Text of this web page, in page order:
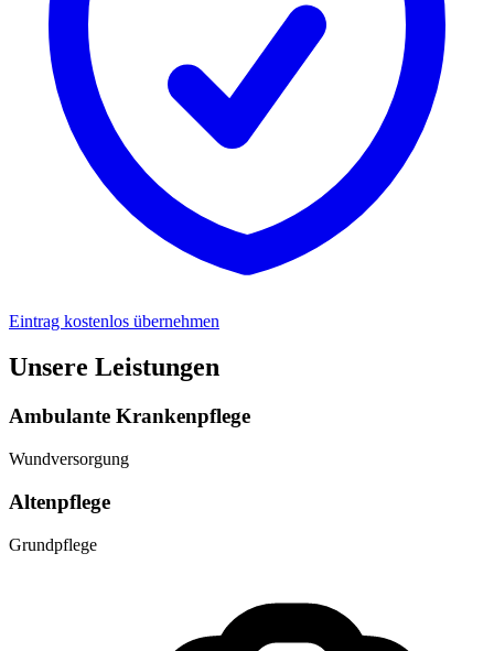
Eintrag kostenlos übernehmen
Unsere Leistungen
Ambulante Krankenpflege
Wundversorgung
Altenpflege
Grundpflege